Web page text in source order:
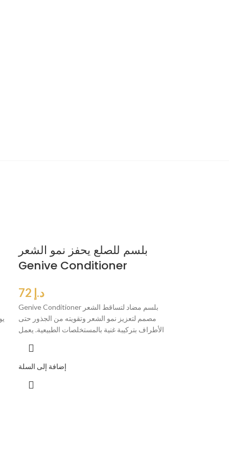
بلسم للصلع يحفز نمو الشعر
Genive Conditioner
د.إ
Genive Conditioner بلسم مضاد لتساقط الشعر
مصمم لتعزيز نمو الشعر وتقويته من الجذور حتى
الأطراف بتركيبة غنية بالمستخلصات الطبيعية. يعمل
إضافة إلى السلة